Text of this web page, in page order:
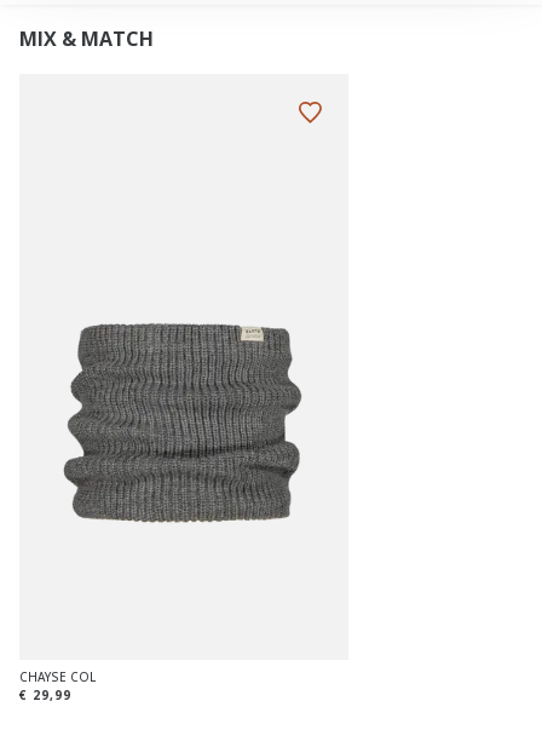
MIX & MATCH
CHAYSE COL
€ 29,99